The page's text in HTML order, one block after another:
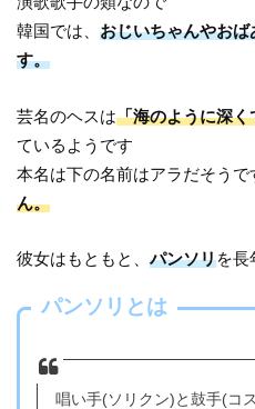
韓国では、おじいちゃんやお
す。
芸名のヘスは「海のように深く
ているようです
本名は下の名前はアラだそうで
ん。
彼女はもともと、パンソリを長
パンソリとは
唱い手(ソリクン)と鼓手(コ